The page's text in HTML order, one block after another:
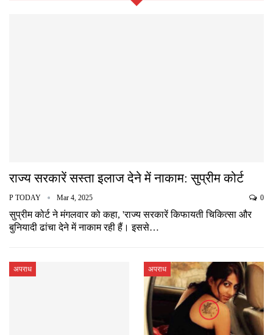
राज्य सरकारें सस्ता इलाज देने में नाकाम: सुप्रीम कोर्ट
P TODAY Mar 4, 2025 0
सुप्रीम कोर्ट ने मंगलवार को कहा, 'राज्य सरकारें किफायती चिकित्सा और
बुनियादी ढांचा देने में नाकाम रही हैं। इससे…
अपराध अपराध